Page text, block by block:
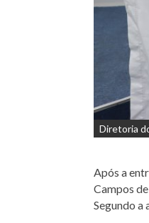
Diretoria
Após a
Campos
Segundo a